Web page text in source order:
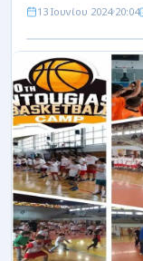
ΣΠΟΡ
ΕΙΔΗΣΕΙΣ
ΑΡΘΡΟΓΡΑΦΙΕΣ
ΡΟΗ
13 Ιουνίου 2024 20:04